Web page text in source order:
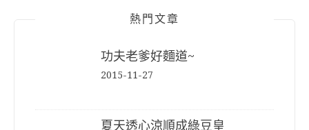
熱門文章
功夫老爹好麵道~
2015-11-27
夏天透心涼順成綠豆皇